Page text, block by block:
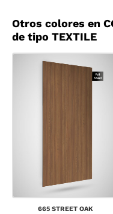
Otros colores en
de tipo TEXTILE
665 STREET OAK